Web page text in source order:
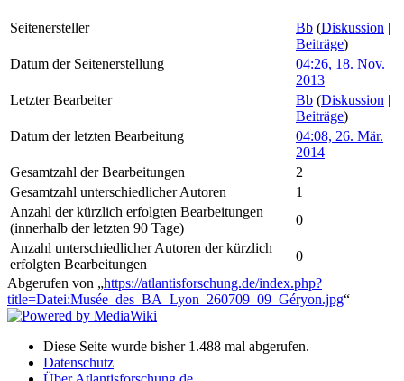
Seitenersteller Bb (Diskussion
Beiträge)
Datum der Seitenerstellung
04:26, 18. Nov.
2013
Letzter Bearbeiter
Bb (Diskussion
Beiträge)
Datum der letzten Bearbeitung
04:08, 26. Mär.
2014
Gesamtzahl der Bearbeitungen
2
Gesamtzahl unterschiedlicher Autoren
1
Anzahl der kürzlich erfolgten Bearbeitungen
(innerhalb der letzten 90 Tage)
0
Anzahl unterschiedlicher Autoren der kürzlich
erfolgten Bearbeitungen
0
Abgerufen von „https://atlantisforschung.de/index.php?
title=Datei:Musée_des_BA_Lyon_260709_09_Géryon.jpg“
Diese Seite wurde bisher 1.488 mal abgerufen.
Datenschutz